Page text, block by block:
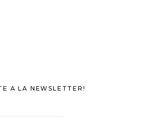
A LA NEWSLETTER!